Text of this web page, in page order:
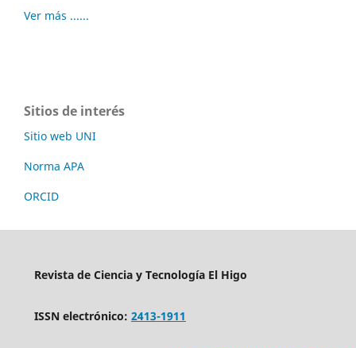
Ver más ......
Sitios de interés
Sitio web UNI
Norma APA
ORCID
Revista de Ciencia y Tecnología El Higo
ISSN electrónico: 2413-1911